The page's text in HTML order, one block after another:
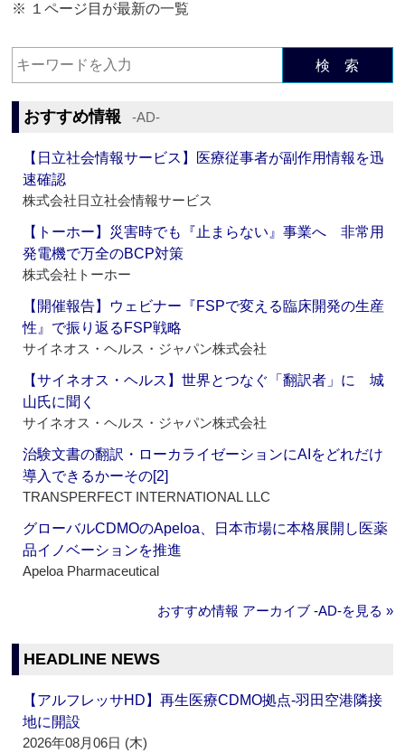
※ １ページ目が最新の一覧
検 索
おすすめ情報 ‐AD‐
【日立社会情報サービス】医療従事者が副作用情報を迅
速確認
株式会社日立社会情報サービス
【トーホー】災害時でも『止まらない』事業へ 非常用
発電機で万全のBCP対策
株式会社トーホー
【開催報告】ウェビナー『FSPで変える臨床開発の生産
性』で振り返るFSP戦略
サイネオス・ヘルス・ジャパン株式会社
【サイネオス・ヘルス】世界とつなぐ「翻訳者」に 城
山氏に聞く
サイネオス・ヘルス・ジャパン株式会社
治験文書の翻訳・ローカライゼーションにAIをどれだけ
導入できるかーその[2]
TRANSPERFECT INTERNATIONAL LLC
グローバルCDMOのApeloa、日本市場に本格展開し医薬
品イノベーションを推進
Apeloa Pharmaceutical
おすすめ情報 アーカイブ ‐AD‐を見る »
HEADLINE NEWS
【アルフレッサHD】再生医療CDMO拠点‐羽田空港隣接
地に開設
2026年08月06日 (木)